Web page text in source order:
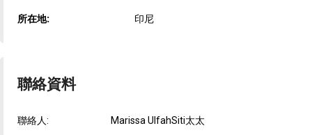
所在地: 印尼
聯絡資料
聯絡人: Marissa UlfahSiti太太